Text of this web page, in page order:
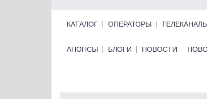
КАТАЛОГ ОПЕРАТОРЫ
Primary links bottom
АНОНСЫ БЛОГИ НОВОСТИ